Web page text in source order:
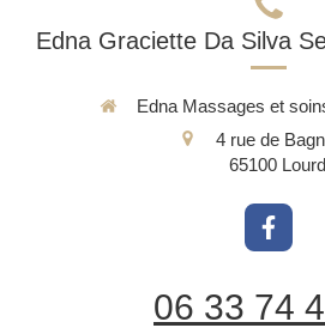
Edna Graciette Da Silva
Edna Massages et
4 rue de
65100
06 33 74